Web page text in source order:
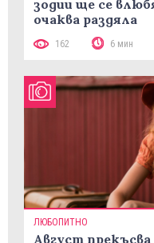
зодии ще се
очаква раздяла
162 6 мин
ЛЮБОПИТНО
Август